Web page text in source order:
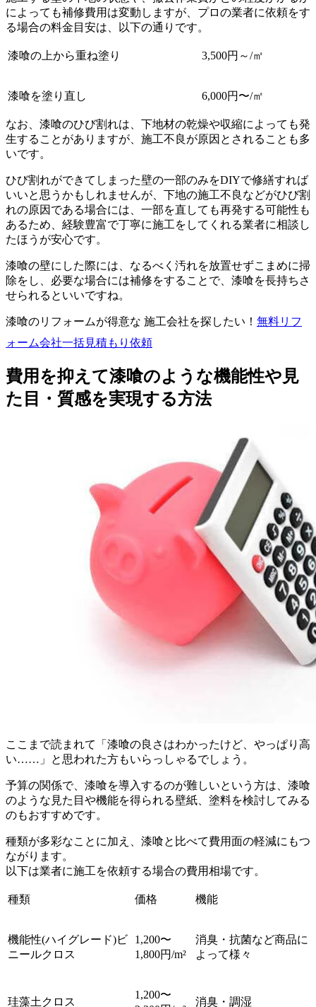
によっても補修費用は変動しますが、プロの業者に依頼をす
る場合の料金目安は、以下の通りです。
漆喰の上から重ね塗り 3,500円～/㎡
漆喰を塗り直し 6,000円〜/㎡
なお、漆喰のひび割れは、下地材の乾燥や収縮によっても発
生することがありますが、施工不良が原因とされることも多
いです。
ひび割れができてしまった壁の一部のみをDIYで修繕すれば
いいと思うかもしれませんが、下地の施工不良などがひび割
れの原因である場合には、一部を直しても再発する可能性も
あるため、経験豊富で丁寧に施工をしてくれる業者に相談し
たほうが安心です。
漆喰の壁にした際には、なるべく汚れを放置せずこまめに掃
除をし、必要な場合には補修をすることで、漆喰を長持ちさ
せられるといいですね。
漆喰のリフォームが得意な 施工会社を探したい！ 無料リフ
ォーム会社一括見積もり依頼
費用を抑えて漆喰のような機能性や見
た目・質感を実現する方法
ここまで読まれて「漆喰の良さはわかったけど、やっぱり高
い……」と思われた方もいらっしゃるでしょう。
予算の関係で、漆喰を導入するのが難しいという方は、漆喰
のような見た目や機能を得られる壁紙、塗料を検討してみる
のもおすすめです。
種類が多彩なことに加え、漆喰と比べて費用面の軽減にもつ
ながります。
以下は業者に施工を依頼する場合の費用相場です。
種類 価格 機能
機能性(ハイグレード)ビ
ニールクロス
1,200〜
1,800円/m²
消臭・抗菌など商品に
よって様々
珪藻土クロス
1,200〜
消臭・調湿